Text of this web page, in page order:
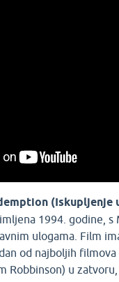
(Iskupljenje
1994. godine,
ulogama. Film
od najboljih
Robbinson) u